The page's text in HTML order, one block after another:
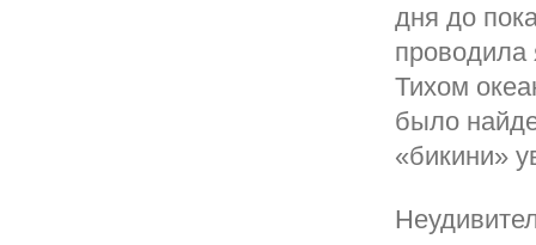
дня до
проводила
Тихом
было
«бикини»